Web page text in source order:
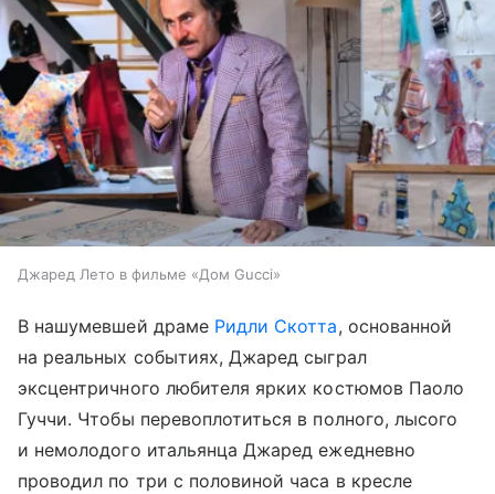
Джаред Лето в фильме «Дом Gucci»
В нашумевшей драме Ридли Скотта, основанной
на реальных событиях, Джаред сыграл
эксцентричного любителя ярких костюмов Паоло
Гуччи. Чтобы перевоплотиться в полного, лысого
и немолодого итальянца Джаред ежедневно
проводил по три с половиной часа в кресле